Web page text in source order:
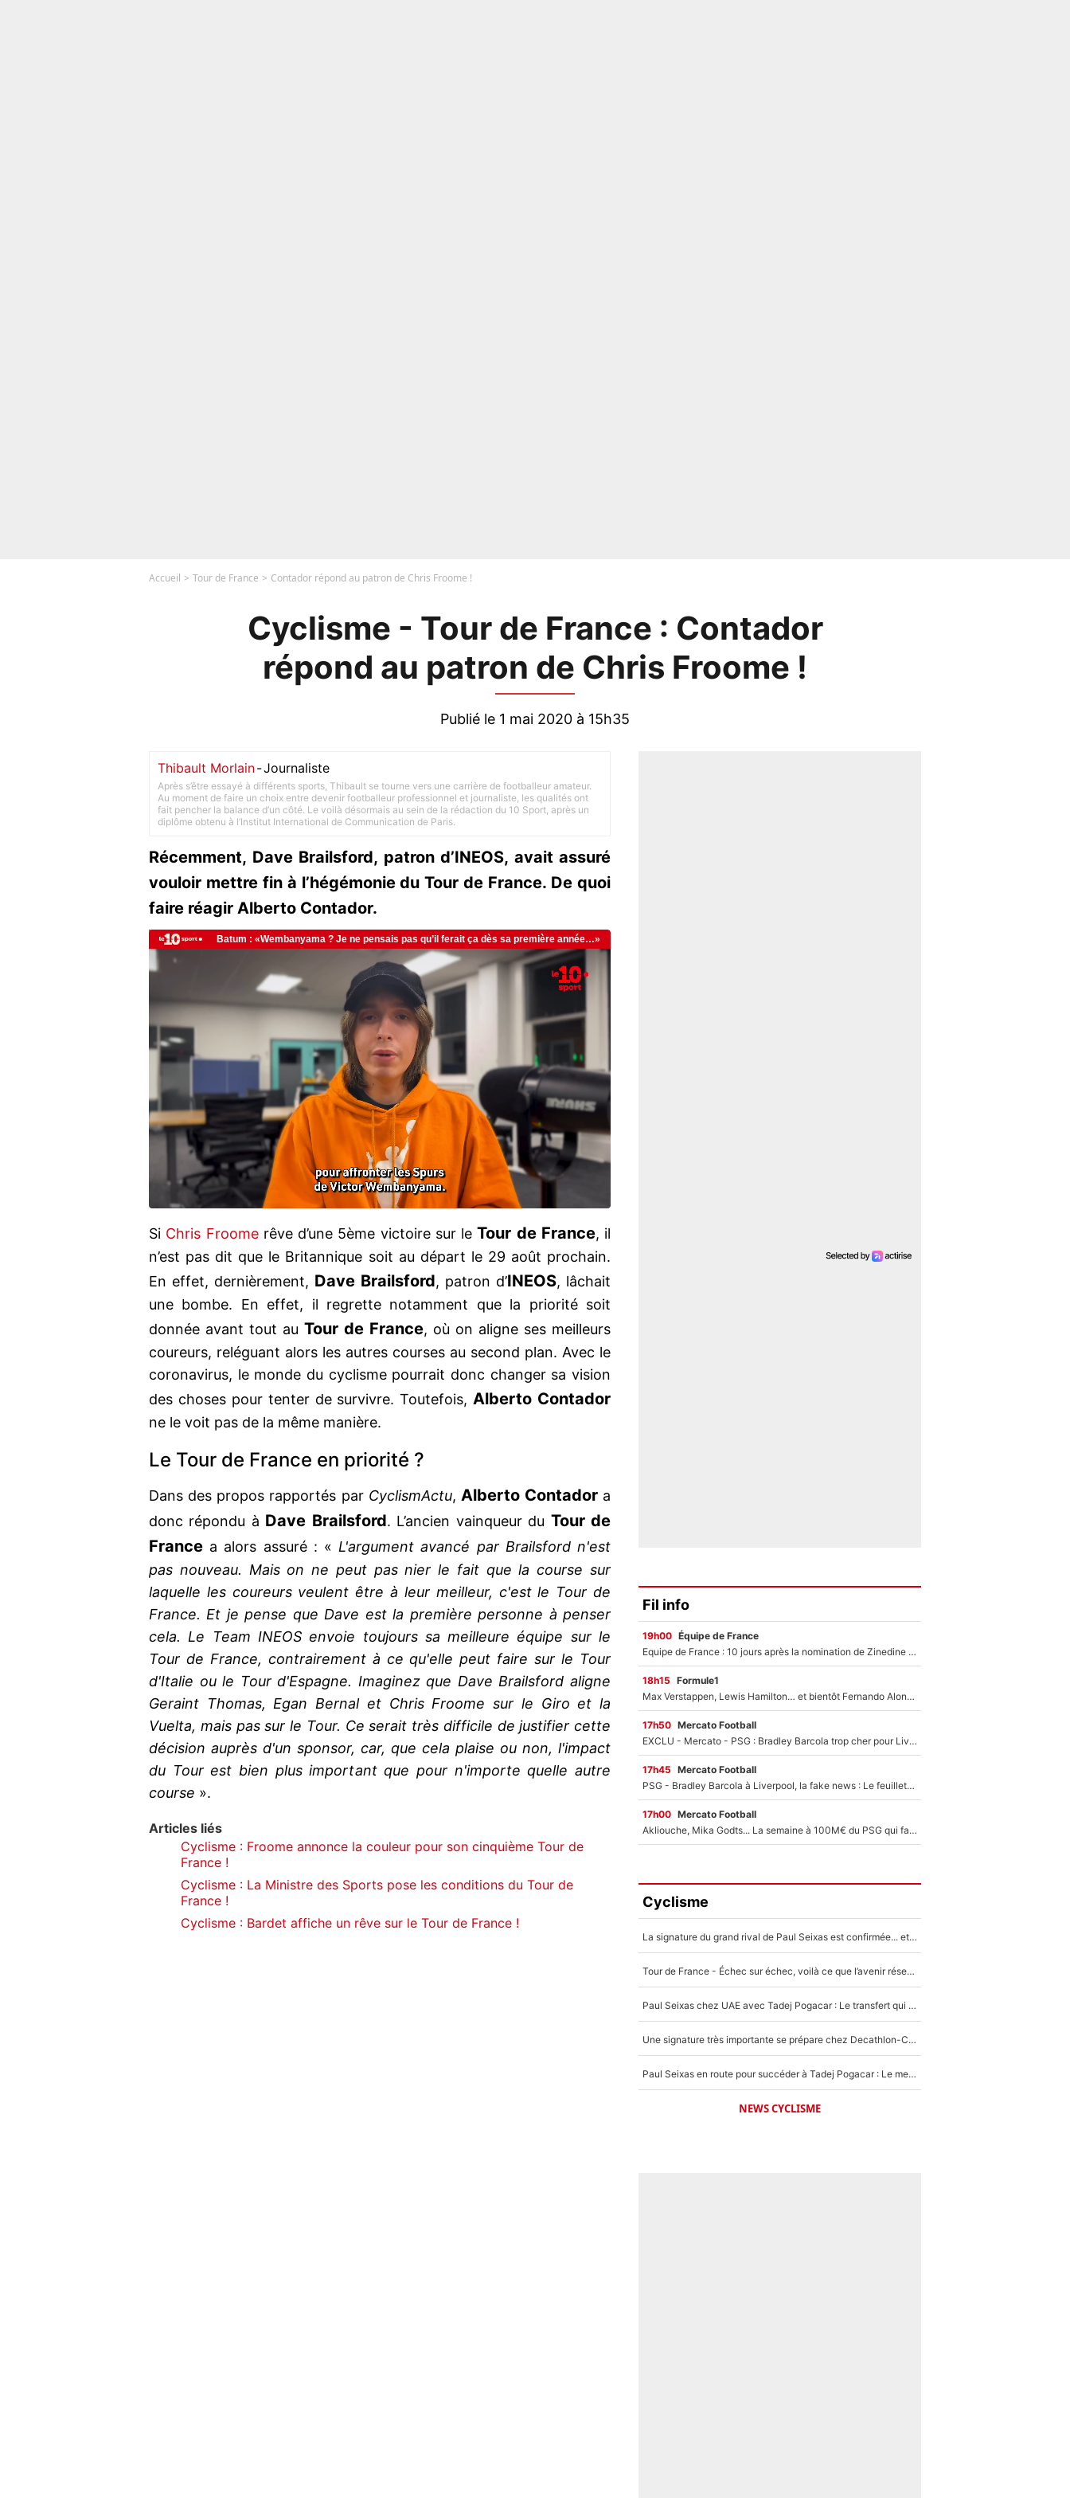
Accueil Tour de France Contador répond au patron de Chris Froome !
Cyclisme - Tour de France : Contador
répond au patron de Chris Froome !
Publié le 1 mai 2020 à 15h35
Thibault Morlain-Journaliste
Après s’être essayé à différents sports, Thibault se tourne vers une carrière de footballeur amateur.
Au moment de faire un choix entre devenir footballeur professionnel et journaliste, les qualités ont
fait pencher la balance d’un côté. Le voilà désormais au sein de la rédaction du 10 Sport, après un
diplôme obtenu à l’Institut International de Communication de Paris.
Récemment, Dave Brailsford, patron d’INEOS, avait assuré
vouloir mettre fin à l’hégémonie du Tour de France. De quoi
faire réagir Alberto Contador.
Si Chris Froome rêve d’une 5ème victoire sur leTour de France, il
n’est pas dit que le Britannique soit au départ le 29 août prochain.
En effet, dernièrement, Dave Brailsford, patron d’INEOS, lâchait
une bombe. En effet, il regrette notamment que la priorité soit
donnée avant tout au Tour de France, où on aligne ses meilleurs
coureurs, reléguant alors les autres courses au second plan. Avec le
coronavirus, le monde du cyclisme pourrait donc changer sa vision
des choses pour tenter de survivre. Toutefois,Alberto Contador
ne le voit pas de la même manière.
Le Tour de France en priorité ?
Dans des propos rapportés par CyclismActu, Alberto Contador a
donc répondu à Dave Brailsford. L’ancien vainqueur du Tour de
France a alors assuré : «L'argument avancé par Brailsford n'est
pas nouveau. Mais on ne peut pas nier le fait que la course sur
laquelle les coureurs veulent être à leur meilleur, c'est le Tour de
France. Et je pense que Dave est la première personne à penser
cela. Le Team INEOS envoie toujours sa meilleure équipe sur le
Tour de France, contrairement à ce qu'elle peut faire sur le Tour
d'Italie ou le Tour d'Espagne. Imaginez que Dave Brailsford aligne
Geraint Thomas, Egan Bernal et Chris Froome sur le Giro et la
Vuelta, mais pas sur le Tour. Ce serait très difficile de justifier cette
décision auprès d'un sponsor, car, que cela plaise ou non, l'impact
du Tour est bien plus important que pour n'importe quelle autre
course ».
Articles liés
Cyclisme : Froome annonce la couleur pour son cinquième Tour de
France !
Cyclisme : La Ministre des Sports pose les conditions du Tour de
France !
Cyclisme : Bardet affiche un rêve sur le Tour de France !
Fil info
19h00 Équipe de France
Equipe de France : 10 jours après la nomination de Zinedine Zidane, c'est au tour de son fils de prendre un nouveau départ !
18h15 Formule1
Max Verstappen, Lewis Hamilton… et bientôt Fernando Alonso ? Le classement des pilotes les mieux payés en Formule 1 risque de changer !
17h50 Mercato Football
EXCLU - Mercato - PSG : Bradley Barcola trop cher pour Liverpool
17h45 Mercato Football
PSG - Bradley Barcola à Liverpool, la fake news : Le feuilleton continue !
17h00 Mercato Football
Akliouche, Mika Godts... La semaine à 100M€ du PSG qui fait basculer le mercato du PSG !
Cyclisme
La signature du grand rival de Paul Seixas est confirmée... et c'est une excellente nouvelle pour l'équipe Decathlon-CMA CGM !
Tour de France - Échec sur échec, voilà ce que l’avenir réserve à Paul Seixas : «Tant qu’il y aura un Pogacar comme celui-là...»
Paul Seixas chez UAE avec Tadej Pogacar : Le transfert qui effraie le peloton, «c’est la pire des choses qui puisse arriver»
Une signature très importante se prépare chez Decathlon-CMA CGM pour aider Paul Seixas à gagner le Tour de France 2027
Paul Seixas en route pour succéder à Tadej Pogacar : Le meilleur est annoncé pour l’avenir de la pépite française
NEWS CYCLISME